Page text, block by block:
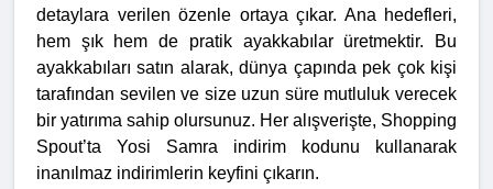
detaylara verilen özenle ortaya çıkar. Ana hedefleri,
hem şık hem de pratik ayakkabılar üretmektir. Bu
ayakkabıları satın alarak, dünya çapında pek çok kişi
tarafından sevilen ve size uzun süre mutluluk verecek
bir yatırıma sahip olursunuz. Her alışverişte, Shopping
Spout’ta Yosi Samra indirim kodunu kullanarak
inanılmaz indirimlerin keyfini çıkarın.